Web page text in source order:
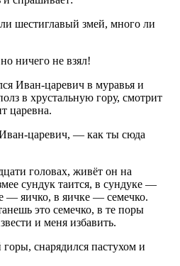
шестиглавый змей, много ли
ничего не взял!
Иван-царевич в муравья и
в хрустальную гору, смотрит
царевна.
царевич, — как ты сюда
головах, живёт он на
сундук таится, в сундуке —
— яичко, в яичке — семечко.
это семечко, в те поры
и меня избавить.
снарядился пастухом и